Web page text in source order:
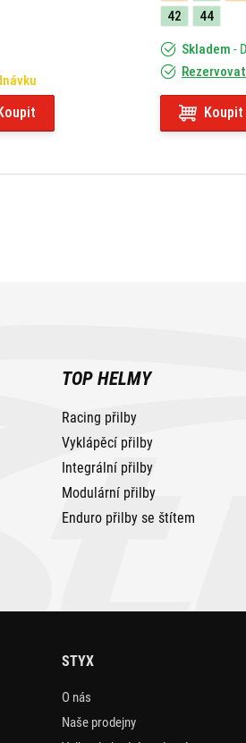
42
44
Skladem -
Koupit
TOP HELMY
Racing přilby
Vyklápěcí přilby
Integrální přilby
Modulární přilby
Enduro přilby se štítem
STYX
O nás
Naše prodejny